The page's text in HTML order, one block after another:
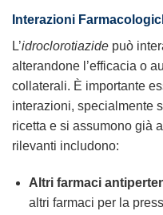
Interazioni
L’idroclorotiazide può
alterandone l’efficacia o
collaterali. È importante
interazioni, specialmente
ricetta e si assumono già
rilevanti includono:
Altri farmaci
altri farmaci per la